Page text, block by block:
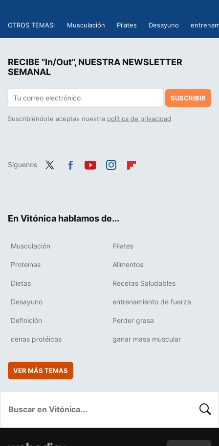
OTROS TEMAS: Musculación Pilates Desayuno
RECIBE "In/Out", NUESTRA NEWSLETTER
SEMANAL
SUSCRIBIR
Suscribiéndote aceptas nuestra política de privacidad
Síguenos
En Vitónica hablamos de...
Musculación Pilates
Proteínas Alimentos
Dietas Recetas Saludables
Desayuno entrenamiento de fuerza
Definición Perder grasa
cenas protéicas ganar masa muscular
VER MÁS TEMAS